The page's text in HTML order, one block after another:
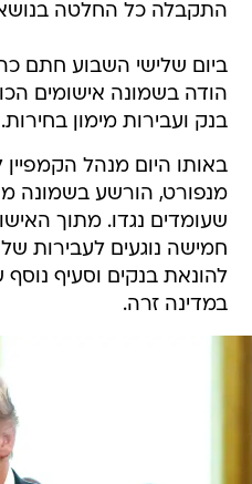
התקבלה כל החלטה
ביום שלישי השבוע חתם
הודה בשמונה אישומים
בנק ועבירות מימון בחירות.
באותו היום מנהל
שעומדים נגדו. מתוך
חמישה נוגעים לעבירות
להונאת בנקים וסעיף
במדינה זרה.